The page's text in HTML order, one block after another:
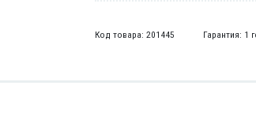
Код товара: 201445 Гарантия: 1